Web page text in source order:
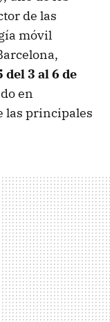
de las
móvil
3 al 6 de
en
las principales